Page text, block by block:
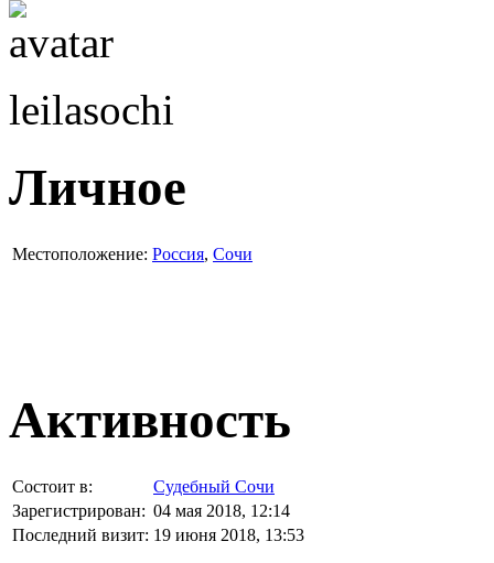
leilasochi
Личное
Местоположение: Россия, Сочи
Активность
Состоит в:
Судебный Сочи
Зарегистрирован: 04 мая 2018, 12:14
Последний визит: 19 июня 2018, 13:53